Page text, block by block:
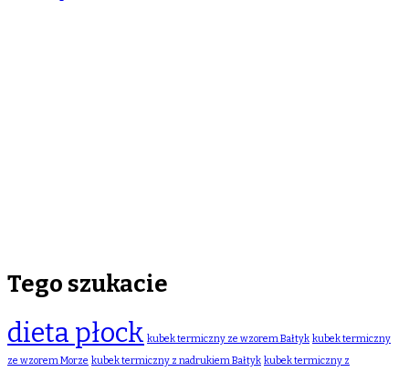
Tego szukacie
dieta płock kubek termiczny ze wzorem Bałtyk kubek termiczny
ze wzorem Morze kubek termiczny z nadrukiem Bałtyk kubek termiczny z